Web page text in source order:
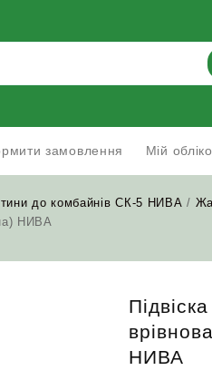
замовлення Мій
до комбайнів СК-5 НИВА /
НИВА
НИВА